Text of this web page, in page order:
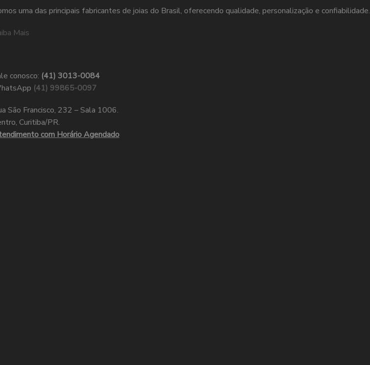
uma das principais fabricantes de joias do Brasil, oferecendo qualidade, personalização e confiabilidade.
Mais
conosco: (41) 3013-0084
(41) 99865-0097
São Francisco, 232 – Sala 1006.
Curitiba/PR.
com Horário Agendado